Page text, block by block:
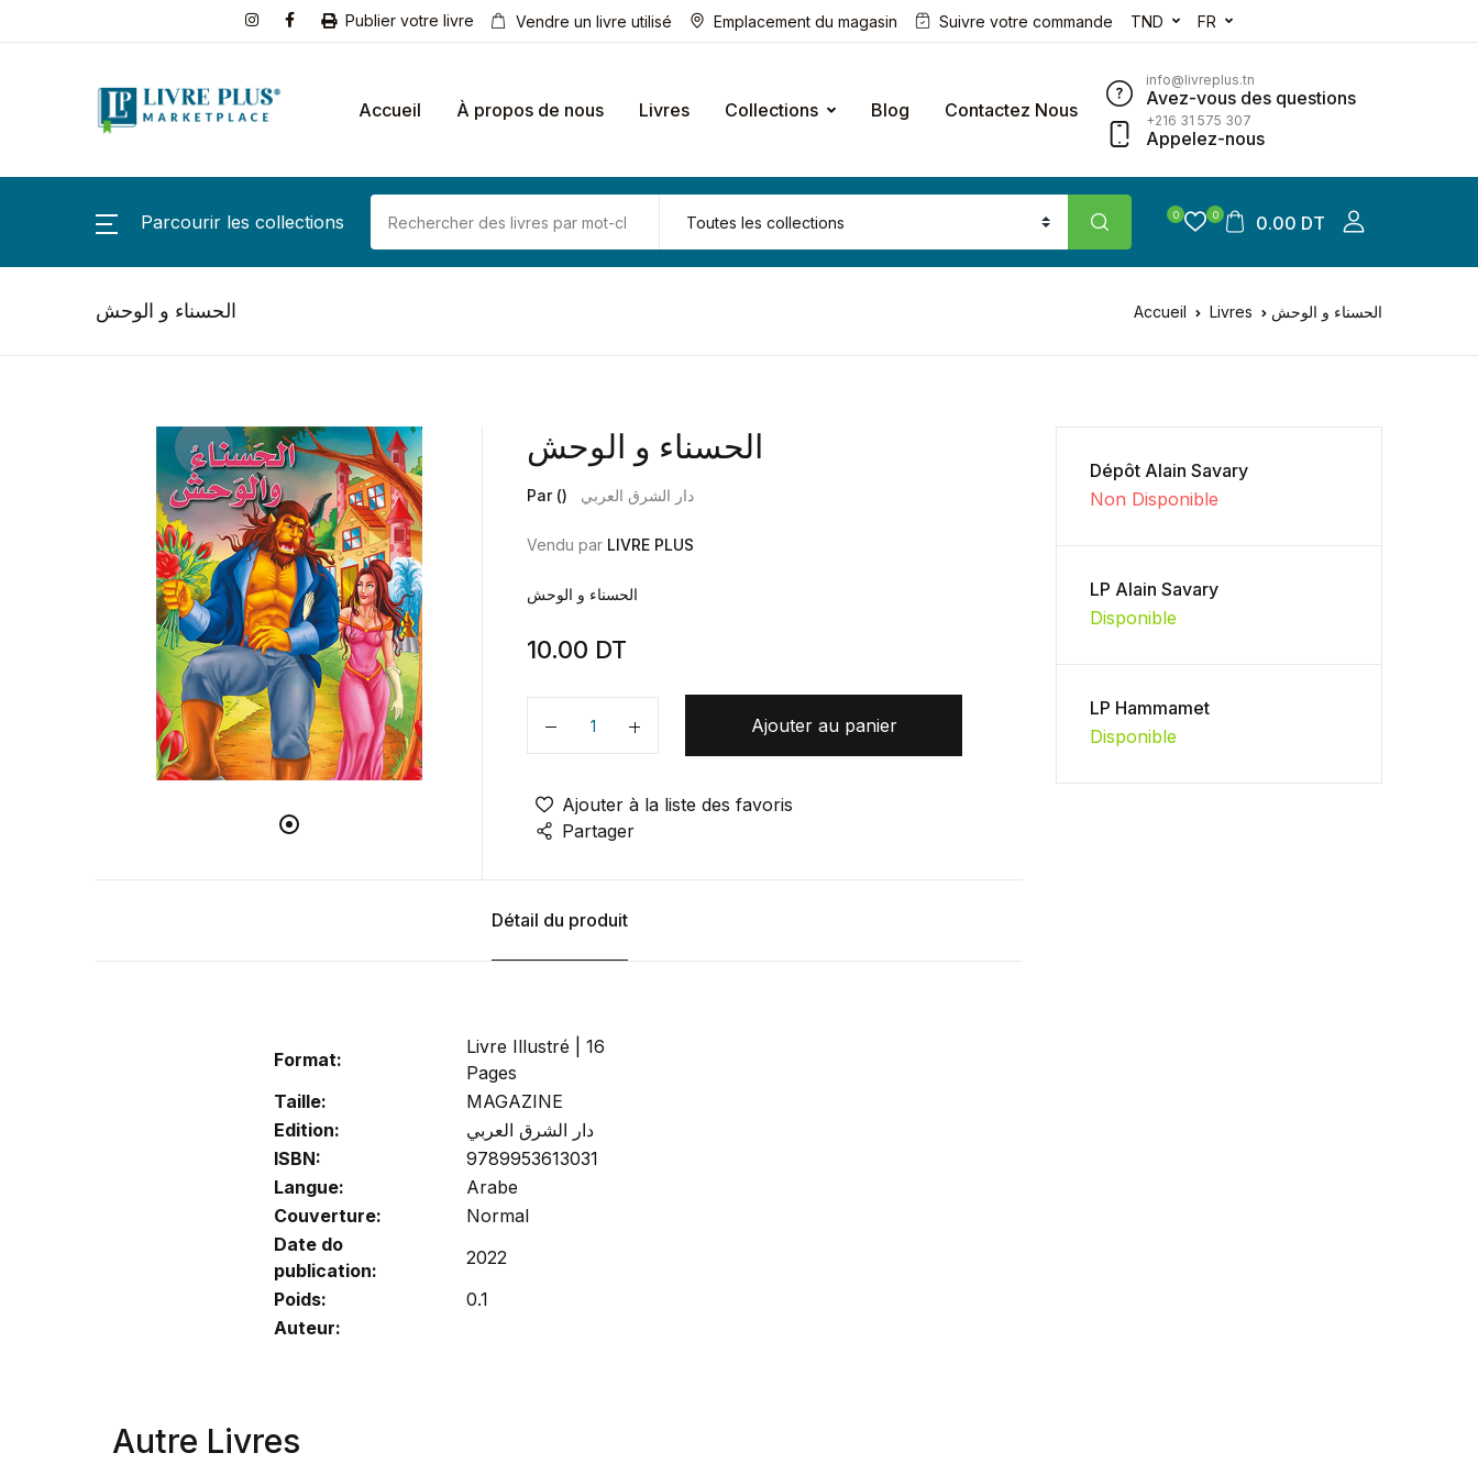
Publier votre livre Vendre un livre utilisé Emplacement du magasin Suivre votre commande TND FR
Accueil À propos de nous Livres Collections Blog Contactez Nous
info@livreplus.tn
Avez-vous des questions
+216 31 575 307
Appelez-nous
Parcourir les collections 0 0 0.00 DT
الحسناء و الوحش Accueil Livres الحسناء و الوحش
الحسناء و الوحش
Par () دار الشرق العربي
Vendu par LIVRE PLUS
الحسناء و الوحش
10.00 DT
Quantité
Ajouter au panier
Ajouter à la liste des favoris
Partager
Détail du produit
Format:
Livre Illustré | 16
Pages
Taille:
MAGAZINE
Edition:
دار الشرق العربي
ISBN:
9789953613031
Langue:
Arabe
Couverture:
Normal
Date do
publication:
2022
Poids:
0.1
Auteur:
Dépôt Alain Savary
Non Disponible
LP Alain Savary
Disponible
LP Hammamet
Disponible
Autre Livres